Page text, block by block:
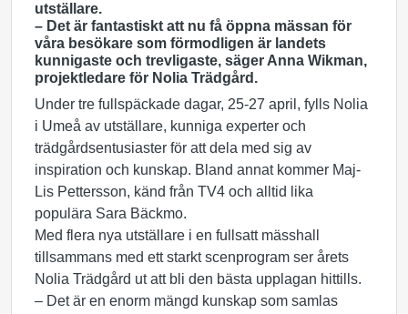
utställare.
– Det är fantastiskt att nu få öppna mässan för
våra besökare som förmodligen är landets
kunnigaste och trevligaste, säger Anna Wikman,
projektledare för Nolia Trädgård.
Under tre fullspäckade dagar, 25-27 april, fylls Nolia
i Umeå av utställare, kunniga experter och
trädgårdsentusiaster för att dela med sig av
inspiration och kunskap. Bland annat kommer Maj-
Lis Pettersson, känd från TV4 och alltid lika
populära Sara Bäckmo.
Med flera nya utställare i en fullsatt mässhall
tillsammans med ett starkt scenprogram ser årets
Nolia Trädgård ut att bli den bästa upplagan hittills.
– Det är en enorm mängd kunskap som samlas